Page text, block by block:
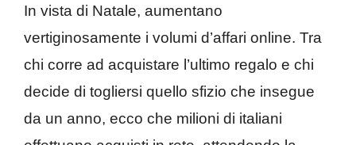
In vista di Natale, aumentano
vertiginosamente i volumi d’affari online. Tra
chi corre ad acquistare l’ultimo regalo e chi
decide di togliersi quello sfizio che insegue
da un anno, ecco che milioni di italiani